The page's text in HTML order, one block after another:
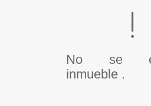
No se
inmueble .